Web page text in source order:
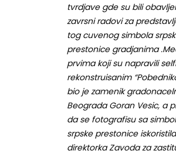
tvrdjave gde su bili
zavrsni radovi za
tog cuvenog simbola
prestonice gradjanima
prvima koji su napravili
rekonstruisanim
bio je zamenik
Beograda Goran Vesic, a
da se fotografisu sa
srpske prestonice
direktorka Zavoda za